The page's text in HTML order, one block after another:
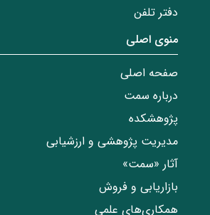
دفتر تلفن
منوی اصلی
صفحه اصلی
درباره سمت
پژوهشکده
مدیریت پژوهشی و ارزشیابی
آثار «سمت»
بازاریابی و فروش
همکاری‌های علمی